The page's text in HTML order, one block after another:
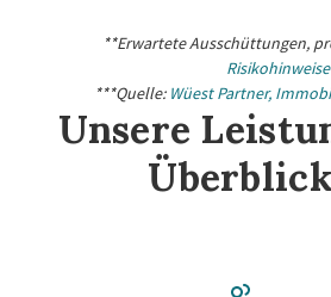
**Erwartete Ausschüttungen,
Risikohinweise
***Quelle: Wüest Partner,
Unsere
Überblick